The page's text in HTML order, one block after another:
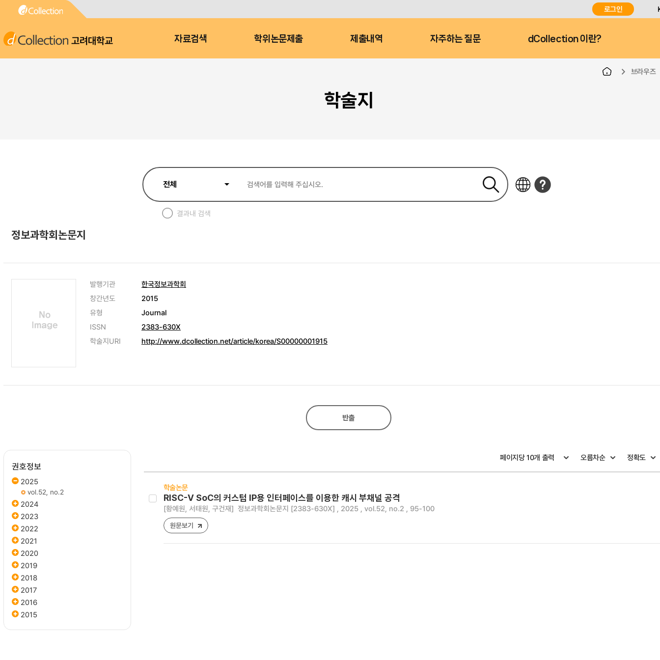
로그인
고려대학교 자료검색 학위논문제출 제출내역 자주하는 질문 dCollection 이란?
브라우즈
학술지
결과내 검색
정보과학회논문지
발행기관
한국정보과학회
창간년도
2015
유형
Journal
ISSN
2383-630X
학술지URI
http://www.dcollection.net/article/korea/S00000001915
반출
권호정보
2025
vol.52, no.2
2024
2023
2022
2021
2020
2019
2018
2017
2016
2015
학술논문
RISC-V SoC의 커스텀 IP용 인터페이스를 이용한 캐시 부채널 공격
[황예원, 서태원, 구건재] 정보과학회논문지 [2383-630X] , 2025 , vol.52, no.2 , 95-100
원문보기